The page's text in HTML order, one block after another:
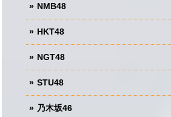
NMB48
HKT48
NGT48
STU48
乃木坂46